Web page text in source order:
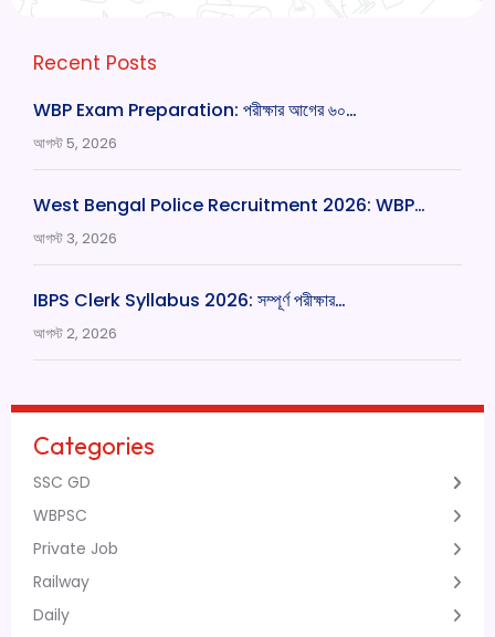
Recent Posts
WBP Exam Preparation: পরীক্ষার আগের ৬০…
আগস্ট 5, 2026
West Bengal Police Recruitment 2026: WBP…
আগস্ট 3, 2026
IBPS Clerk Syllabus 2026: সম্পূর্ণ পরীক্ষার…
আগস্ট 2, 2026
Categories
SSC GD
WBPSC
Private Job
Railway
Daily